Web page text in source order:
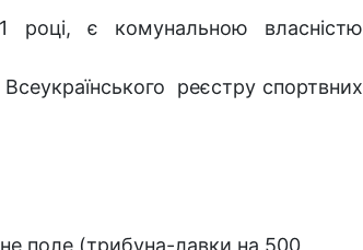
році, є комунальною власністю
реєстру спортвних